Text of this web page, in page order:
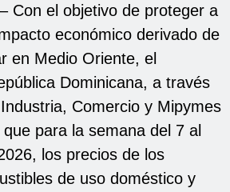
Con el objetivo de proteger a
económico derivado de
en Medio Oriente, el
Dominicana, a través
Comercio y Mipymes
para la semana del 7 al
los precios de los
de uso doméstico y